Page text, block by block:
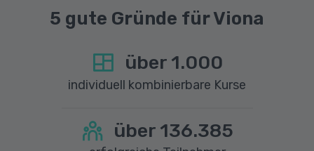
5 gute Gründe für Viona
über 1.000
individuell kombinierbare Kurse
über 136.385